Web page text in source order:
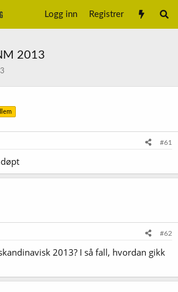
Logg inn Registrer
2013
#61
#62
2013? I så fall, hvordan gikk